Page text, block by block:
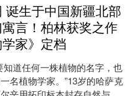
诞生于中国新疆北部
言！柏林获奖之作
学家》定档
知道任何一株植物的名字，也
名植物学家。”13岁的哈萨克